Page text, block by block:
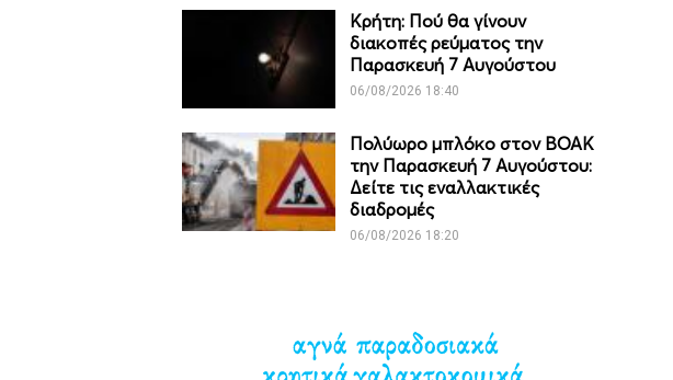
Κρήτη: Πού θα γίνουν
διακοπές ρεύματος την
Παρασκευή 7 Αυγούστου
06/08/2026 18:40
Πολύωρο μπλόκο στον ΒΟΑΚ
την Παρασκευή 7 Αυγούστου:
Δείτε τις εναλλακτικές
διαδρομές
06/08/2026 18:20